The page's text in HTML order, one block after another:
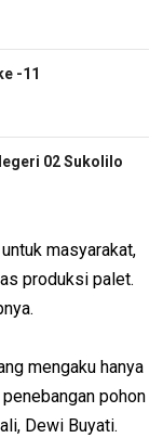
-11
02 Sukolilo
masyarakat,
produksi palet.
mengaku hanya
pohon
Dewi Buyati.